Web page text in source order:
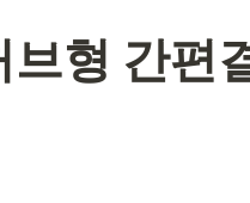
형 간편